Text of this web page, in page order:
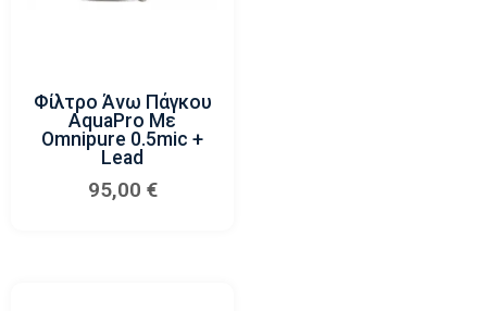
Φίλτρο Άνω Πάγκου
AquaPro Με
Omnipure 0.5mic +
Lead
95,00 €